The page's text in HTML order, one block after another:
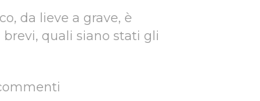
da lieve a grave, è
quali siano stati gli
“Seminario di aggiornamento sulla compilazione delle schede